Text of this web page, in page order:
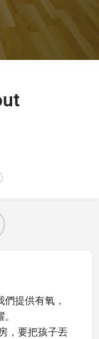
提供有氧，
，要把孩子丟